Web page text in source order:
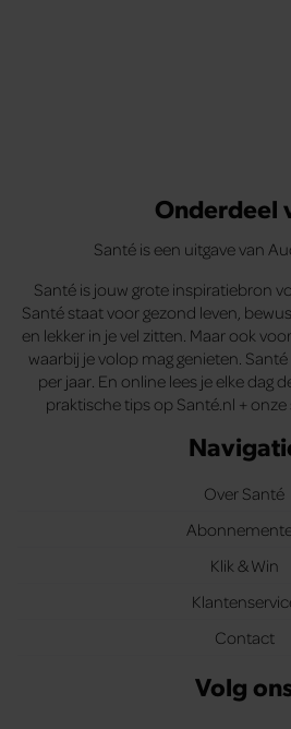
Onderdeel
Santé is een uitgave van
Santé is jouw grote inspiratiebron
Santé staat voor gezond leven,
en lekker in je vel zitten. Maar ook
waarbij je volop mag genieten.
per jaar. En online lees je elke dag
praktische tips op Santé.nl + onze
Over Santé
Klik & Win
Contact
Volg